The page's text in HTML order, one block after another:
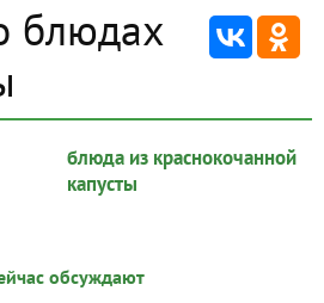
блюдах
блюда из краснокочанной
капусты
обсуждают